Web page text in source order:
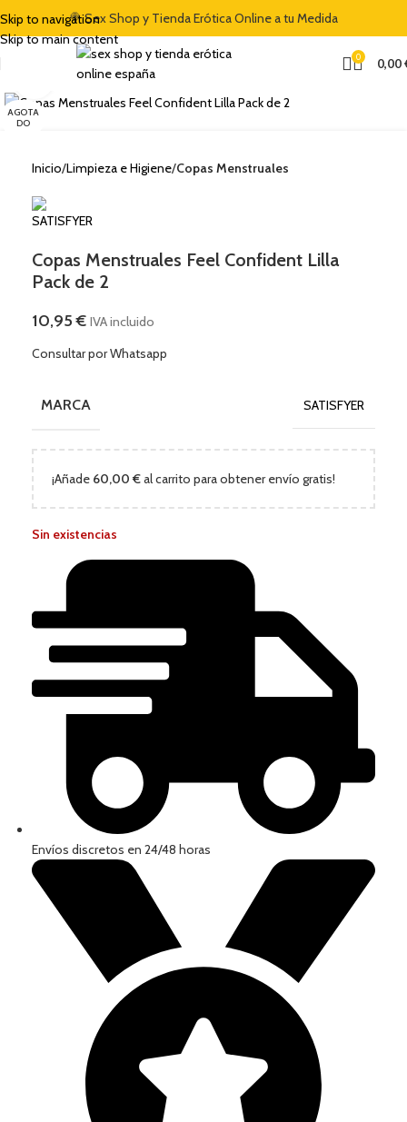
Skip to navigation
Skip to main content
🍭 Sex Shop y Tienda Erótica Online a tu Medida
0 0,00
AGOTA
DO
Clic para ampliar
Inicio Limpieza e Higiene Copas Menstruales
Copas Menstruales Feel Confident Lilla
Pack de 2
10,95€ IVA incluido
Consultar por Whatsapp
MARCA SATISFYER
¡Añade 60,00 €al carrito para obtener envío gratis!
Sin existencias
Envíos discretos en 24/48 horas